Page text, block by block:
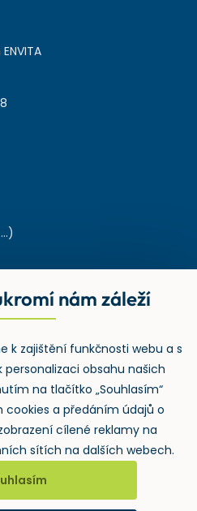
v odpadech
, U nákladového nádraží 3265/10,
nám záleží
k zajištění funkčnosti webu a s
obsahu našich
na tlačítko „Souhlasím“
cookies a předáním údajů o
cílené reklamy na
sítích na dalších webech.